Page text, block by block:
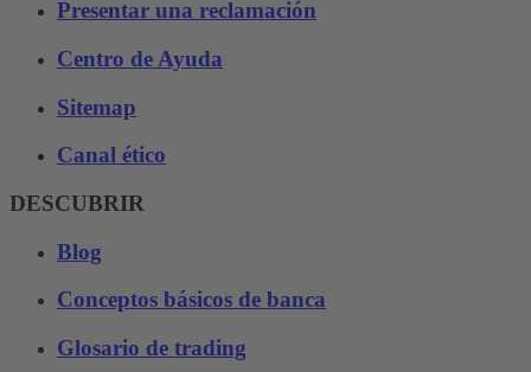
Presentar una reclamación
Centro de Ayuda
Sitemap
Canal ético
DESCUBRIR
Blog
Conceptos básicos de banca
Glosario de trading